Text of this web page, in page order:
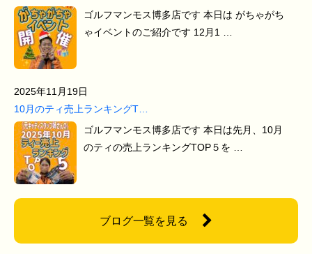
ゴルフマンモス博多店です 本日は がちゃがち
ゃイベントのご紹介です 12月1 …
2025年11月19日
10月のティ売上ランキングT…
ゴルフマンモス博多店です 本日は先月、10月
のティの売上ランキングTOP５を …
ブログ一覧を見る